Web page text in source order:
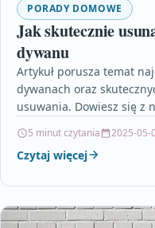
PORADY DOMOWE
Jak skutecznie
dywanu
Artykuł porusza temat
dywanach oraz
usuwania. Dowiesz się z
5 minut czytania 2025-05-
Czytaj więcej